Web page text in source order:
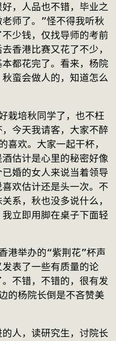
，人品也不错，毕业之
师了。”怪不得我听秋
少钱，仅找导师的考前
香港比赛又花了不少，
都花完了。看来，杨院
蛮会做人的，知道怎么
栽培秋同学了，也不枉
今天我请客，大家不醉
喜欢。大家一起干杯，
估计是心里的秘密好像
婚的女人来说当着领导
欢估计还是头一次。不
系，秋也没多说什么，
立即用脚在桌子下面轻
港举办的“紫荆花”杯声
表了一些有质量的论
不错，不错的，很有发
的杨院长倒是不吝赞美
人，读研究生，讨院长